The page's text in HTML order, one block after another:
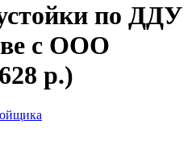
по ДДУ
с ООО
р.)